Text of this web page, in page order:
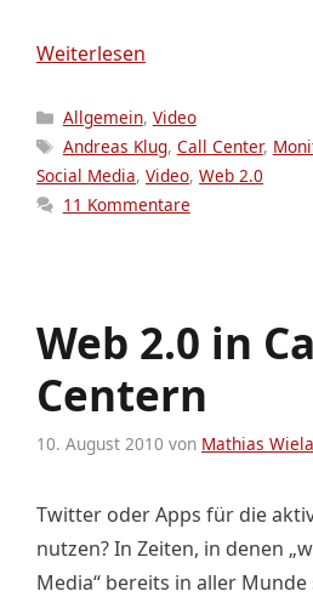
Weiterlesen
Kategorien
Allgemein, Video
Schlagwörter
Andreas Klug, Call Center,
Social Media, Video, Web 2.0
11 Kommentare
Web 2.0 in
Centern
10. August 2010 von Mathias
Twitter oder Apps für die
nutzen? In Zeiten, in denen
Media“ bereits in aller Munde